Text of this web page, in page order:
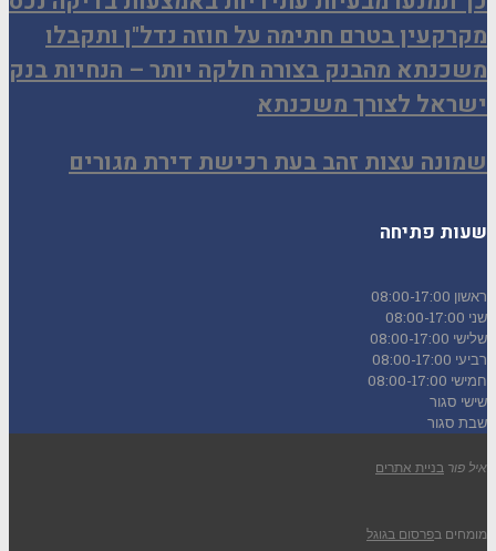
מקרקעין בטרם חתימה על חוזה נדל"ן ותקבלו
משכנתא מהבנק בצורה חלקה יותר – הנחיות בנק
ישראל לצורך משכנתא
שמונה עצות זהב בעת רכישת דירת מגורים
שעות פתיחה
ראשון 08:00-17:00
שני 08:00-17:00
שלישי 08:00-17:00
רביעי 08:00-17:00
חמישי 08:00-17:00
שישי סגור
שבת סגור
איל פור בניית אתרים
מומחים בפרסום בגוגל